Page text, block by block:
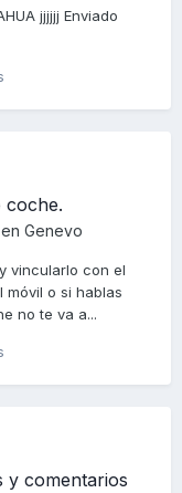
jjjjjj Enviado
coche.
Genevo
vincularlo con el
o si hablas
no te va a...
y comentarios